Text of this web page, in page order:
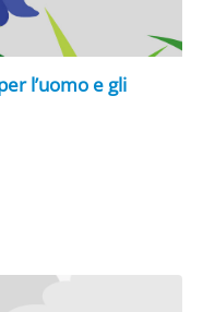
l’uomo e gli